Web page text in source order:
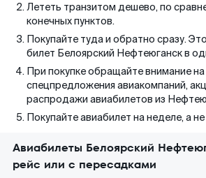
Лететь транзитом дешево, по
конечных пунктов.
Покупайте туда и обратно сразу.
билет Белоярский Нефтеюганск в
При покупке обращайте внимание
спецпредложения авиакомпаний,
распродажи авиабилетов из
Покупайте авиабилет на неделе, а
Авиабилеты Белоярский
рейс или с пересадками